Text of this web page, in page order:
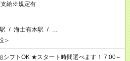
支給※規定有
/ 海士有木駅 / …
＞
間選べます！ 7:00～